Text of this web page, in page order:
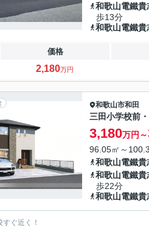
和歌山電鐵貴
歩13分
和歌山電鐵貴
価格
2,180万円
和歌山市和田
三田小学校前
3,180万円～
96.05㎡～
和歌山電鐵貴
和歌山電鐵貴
歩22分
和歌山電鐵貴
ぐ近く！